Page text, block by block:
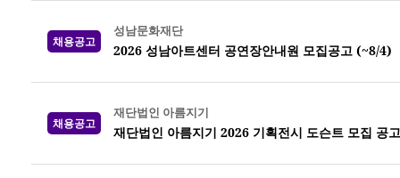
채용공고
성남문화재단
2026 성남아트센터 공연장안내원 모집공고 (~8/4)
채용공고
재단법인 아름지기
재단법인 아름지기 2026 기획전시 도슨트 모집 공고